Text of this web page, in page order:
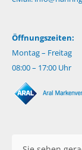
Öffnungszeiten:
Montag – Freitag
08:00 – 17:00 Uhr